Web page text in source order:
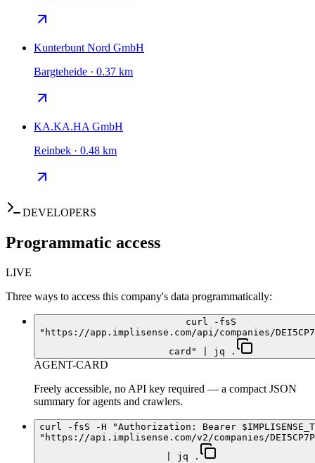
Kunterbunt Nord GmbH
Bargteheide · 0.37 km
KA.KA.HA GmbH
Reinbek · 0.48 km
DEVELOPERS
Programmatic access
LIVE
Three ways to access this company's data programmatically:
curl -fsS
"https://app.implisense.com/api/companies/
card" | jq .
AGENT-CARD
Freely accessible, no API key required — a compact JSON
summary for agents and crawlers.
curl -fsS -H "Authorization: Bearer
"https://api.implisense.com/v2/companies/
| jq .